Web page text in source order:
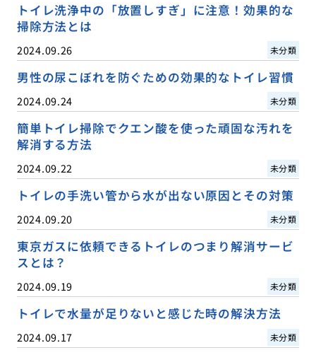
トイレ洗浄中の「放置しすぎ」に注意！効果的な
掃除方法とは
2024.09.26 未分類
男性の尿こぼれを防ぐための効果的なトイレ習慣
2024.09.24 未分類
簡単トイレ掃除でクエン酸を使った頑固な汚れを
解消する方法
2024.09.22 未分類
トイレの手洗い管から水が出ない原因とその対策
2024.09.20 未分類
東京ガスに依頼できるトイレのつまり解消サービ
スとは？
2024.09.19 未分類
トイレで水量が足りないと感じた時の解決方法
2024.09.17 未分類